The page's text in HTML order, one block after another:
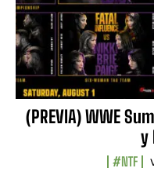
(PREVIA) WWE
y
#NTF